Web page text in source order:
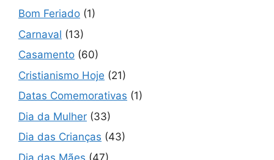
Bom Feriado (1)
Carnaval (13)
Casamento (60)
Cristianismo Hoje (21)
Datas Comemorativas (1)
Dia da Mulher (33)
Dia das Crianças (43)
Dia das Mães (47)